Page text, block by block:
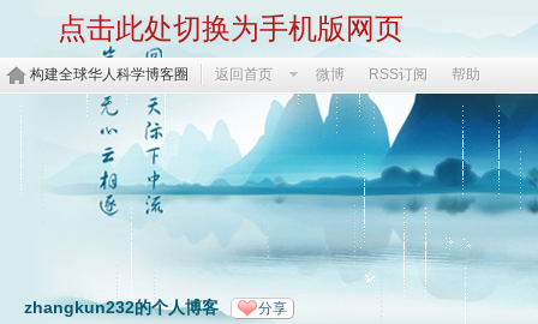
点击此处切换为手机版网页
构建全球华人科学博客圈 返回首页 微博 RSS订阅 帮助
zhangkun232的个人博客 分享